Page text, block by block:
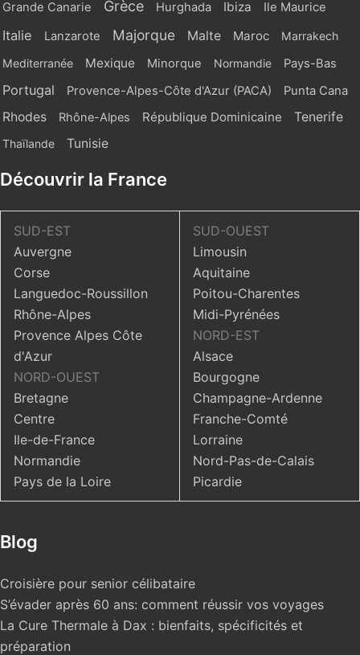
Grande Canarie Grèce Hurghada Ibiza Ile Maurice
Italie Lanzarote Majorque Malte Maroc
Marrakech
Mediterranée
Mexique Minorque Normandie Pays-Bas
Portugal Provence-Alpes-Côte d'Azur (PACA) Punta Cana
Rhodes Rhône-Alpes République Dominicaine Tenerife
Thaïlande Tunisie
Découvrir la France
SUD-EST
Auvergne
Corse
Languedoc-Roussillon
Rhône-Alpes
Provence Alpes Côte
d'Azur
NORD-OUEST
Bretagne
Centre
Ile-de-France
Normandie
Pays de la Loire
SUD-OUEST
Limousin
Aquitaine
Poitou-Charentes
Midi-Pyrénées
NORD-EST
Alsace
Bourgogne
Champagne-Ardenne
Franche-Comté
Lorraine
Nord-Pas-de-Calais
Picardie
Blog
Croisière pour senior célibataire
S’évader après 60 ans: comment réussir vos voyages
La Cure Thermale à Dax : bienfaits, spécificités et
préparation